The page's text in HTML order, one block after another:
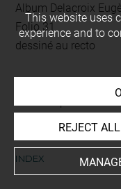
Album Delacroix
Folio 31
dessiné au recto
room for prints and
INDEX
This website uses
experience and to
REJECT